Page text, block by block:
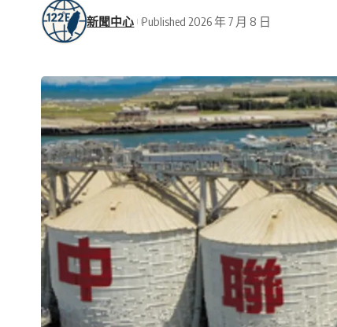
新聞中心 Published 2026 年 7 月 8 日